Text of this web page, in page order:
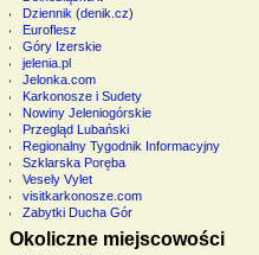
Dziennik (denik.cz)
Euroflesz
Góry Izerskie
jelenia.pl
Jelonka.com
Karkonosze i Sudety
Nowiny Jeleniogórskie
Przegląd Lubański
Regionalny Tygodnik Informacyjny
Szklarska Poręba
Vesely Vylet
visitkarkonosze.com
Zabytki Ducha Gór
Okoliczne miejscowości